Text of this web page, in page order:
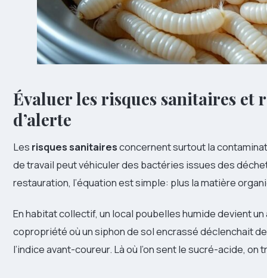
Évaluer les risques sanitaires et
d’alerte
Les risques sanitairesconcernent surtout la
de travail peut véhiculer des bactéries issues des
restauration, l’équation est simple: plus la matière
En habitat collectif, un local poubelles humide devient
copropriété où un siphon de sol encrassé déclenchait
l’indice avant-coureur. Là où l’on sent le sucré-acide, on